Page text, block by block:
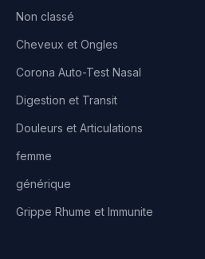
Non classé
Cheveux et Ongles
Corona Auto-Test Nasal
Digestion et Transit
Douleurs et Articulations
femme
générique
Grippe Rhume et Immunite